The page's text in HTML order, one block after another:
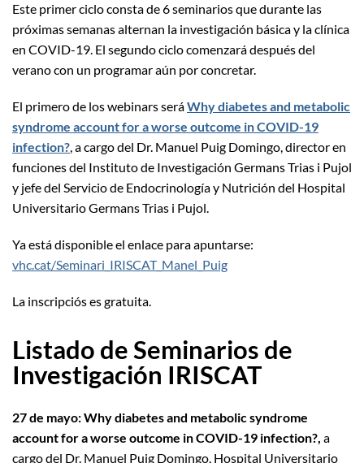
Este primer ciclo consta de 6 seminarios que durante las
próximas semanas alternan la investigación básica y la clínica
en COVID-19. El segundo ciclo comenzará después del
verano con un programar aún por concretar.
El primero de los webinars seráWhy diabetes and metabolic
syndrome account for a worse outcome in COVID-19
infection?, a cargo del Dr. Manuel Puig Domingo, director en
funciones del Instituto de Investigación Germans Trias i Pujol
y jefe del Servicio de Endocrinología y Nutrición del Hospital
Universitario Germans Trias i Pujol.
Ya está disponible el enlace para apuntarse:
vhc.cat/Seminari_IRISCAT_Manel_Puig
La inscripciós es gratuita.
Listado de Seminarios de
Investigación IRISCAT
27 de mayo:Why diabetes and metabolic syndrome
account for a worse outcome in COVID-19 infection?, a
cargo del Dr. Manuel Puig Domingo, Hospital Universitario